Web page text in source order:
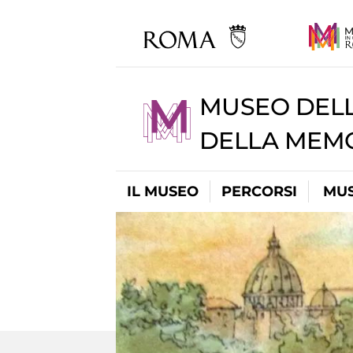
MUSEO
DELLA
IL MUSEO PERCORSI